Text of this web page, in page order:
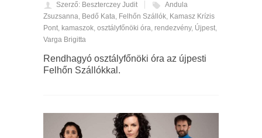
Szerző: Beszterczey Judit
Andula
Zsuzsanna, Bedő Kata, Felhőn Szállók, Kamasz Krízis
Pont, kamaszok, osztályfőnöki óra, rendezvény, Újpest,
Varga Brigitta
Rendhagyó osztályfőnöki óra az újpesti
Felhőn Szállókkal.